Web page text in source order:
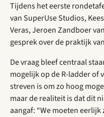
Tijdens het eerste
van SuperUse Studios,
Veras, Jeroen Zandboer
gesprek over de praktijk
De vraag bleef centraal
mogelijk op de R-ladder of
streven is om zo hoog
maar de realiteit is dat dit
aangaf: “We moeten eerlijk